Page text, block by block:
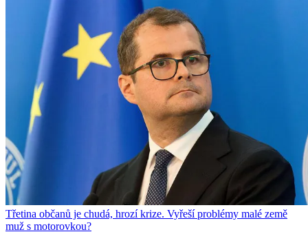
Třetina občanů je chudá, hrozí krize. Vyřeší problémy malé země
muž s motorovkou?